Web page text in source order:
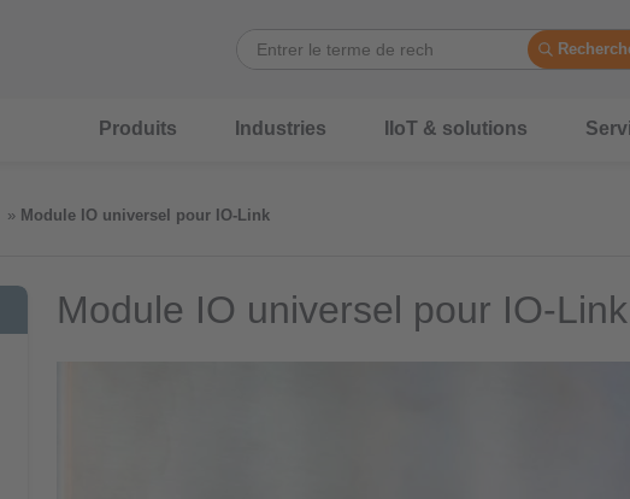
Produits Industries IIoT & solutions
Module IO universel pour IO-Link
Module IO universel pour IO-Link